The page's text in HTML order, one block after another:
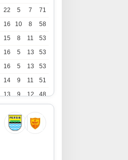
Ikut Jadi Sorotan
22 5 7
71
16 10 8
58
15 8 11
53
16 5 13
53
16 5 13
53
14 9 11
51
13 9 12
48
11 12 11